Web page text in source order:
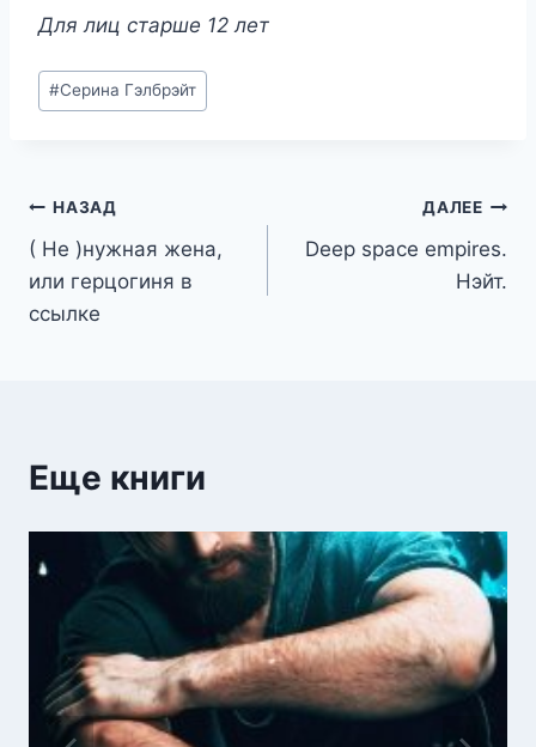
Для лиц старше 12 лет
Метки
записи:
#Серина Гэлбрэйт
Навигация
по
записям
НАЗАД
( Не )нужная жена,
или герцогиня в
ссылке
ДАЛЕЕ
Deep space empires.
Нэйт.
Еще книги